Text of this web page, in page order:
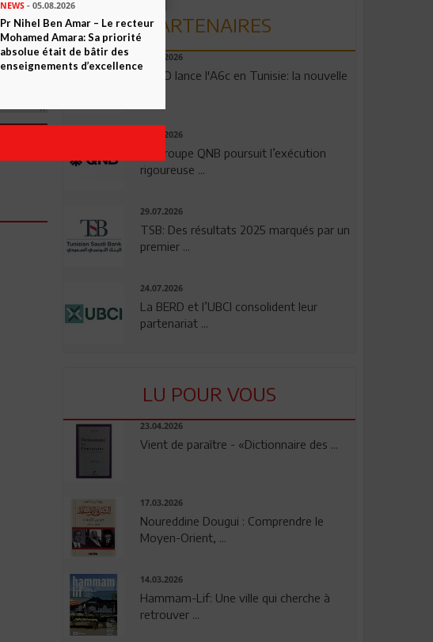
PARTENAIRES
04.08.2026
OPPO lance l'A6c en Tunisie: la nouvelle
29.07.2026
Le Groupe QNB poursuit l’exécution
rigoureuse ...
29.07.2026
TSB: Des résultats 2025 marqués par un
premier ...
24.07.2026
La BERD et l’UBCI consolident leur
partenariat ...
LU POUR VOUS
23.04.2026
Vient de paraître - «Dictionnaire des ...
17.03.2026
Noureddine Dougui : Comprendre le
Moyen-Orient, ...
14.03.2026
Hammam-Lif: Une ville qui cherche à
retrouver ...
NEWS- 05.08.2026
Pr Nihel Ben Amar – Le recteur
Mohamed Amara: Sa priorité
absolue était de bâtir des
enseignements d’excellence